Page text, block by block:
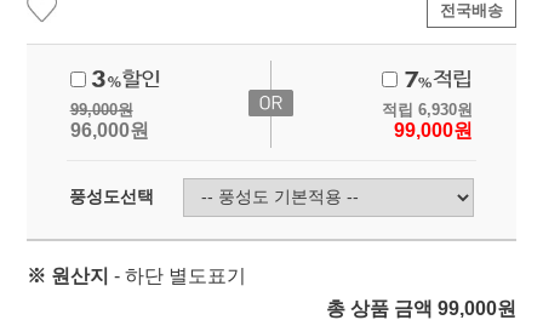
전국배송
99,000원
96,000원
적립 6,930원
99,000원
풍성도선택
※ 원산지 - 하단 별도표기
총 상품 금액 99,000원